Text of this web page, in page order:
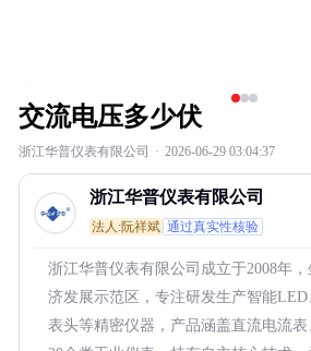
交流电压多少伏
浙江华普仪表有限公司 · 2026-06-29 03:04:37
浙江华普仪表有限公司
法人:阮祥斌 通过真实性核验
浙江华普仪表有限公司成立于2008年
济发展示范区，专注研发生产智能
表头等精密仪器，产品涵盖直流电流